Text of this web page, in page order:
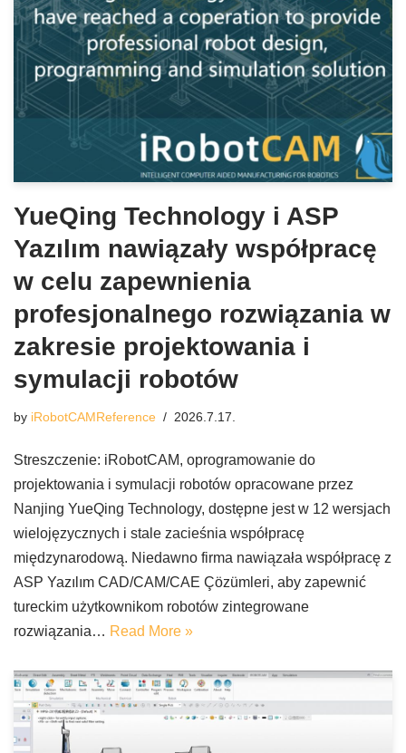
YueQing Technology i ASP
Yazılım nawiązały współpracę
w celu zapewnienia
profesjonalnego rozwiązania w
zakresie projektowania i
symulacji robotów
by iRobotCAMReference 2026.7.17.
Streszczenie: iRobotCAM, oprogramowanie do
projektowania i symulacji robotów opracowane przez
Nanjing YueQing Technology, dostępne jest w 12 wersjach
wielojęzycznych i stale zacieśnia współpracę
międzynarodową. Niedawno firma nawiązała współpracę z
ASP Yazılım CAD/CAM/CAE Çözümleri, aby zapewnić
tureckim użytkownikom robotów zintegrowane
rozwiązania… Read More »